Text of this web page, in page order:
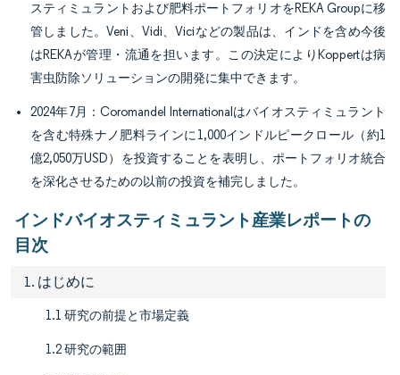
スティミュラントおよび肥料ポートフォリオをREKA Groupに移
管しました。Veni、Vidi、Viciなどの製品は、インドを含め今後
はREKAが管理・流通を担います。この決定によりKoppertは病
害虫防除ソリューションの開発に集中できます。
2024年7月：Coromandel Internationalはバイオスティミュラント
を含む特殊ナノ肥料ラインに1,000インドルピークロール（約1
億2,050万USD）を投資することを表明し、ポートフォリオ統合
を深化させるための以前の投資を補完しました。
インドバイオスティミュラント産業レポートの
目次
1. はじめに
1.1 研究の前提と市場定義
1.2 研究の範囲